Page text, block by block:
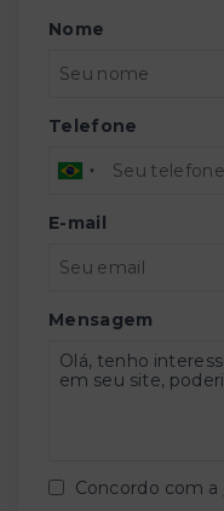
Nome
Telefone
E-mail
Mensagem
Concordo com a